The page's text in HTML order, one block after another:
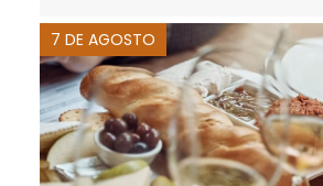
7 DE AGOSTO